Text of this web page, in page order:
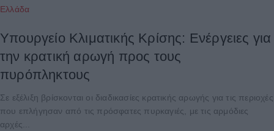
Ελλάδα
Υπουργείο Κλιματικής Κρίσης: Ενέργειες για
την κρατική αρωγή προς τους
πυρόπληκτους
Σε εξέλιξη βρίσκονται οι διαδικασίες κρατικής αρωγής για τις περιοχές
που επλήγησαν από τις πρόσφατες πυρκαγιές, με τις αρμόδιες
αρχές...